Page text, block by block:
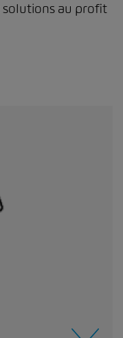
solutions au profit